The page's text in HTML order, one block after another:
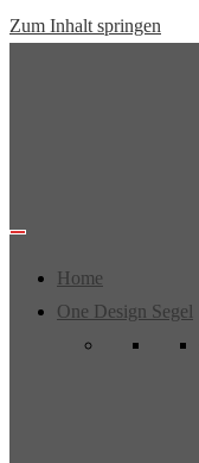
Zum Inhalt springen
Home
One Design Segel